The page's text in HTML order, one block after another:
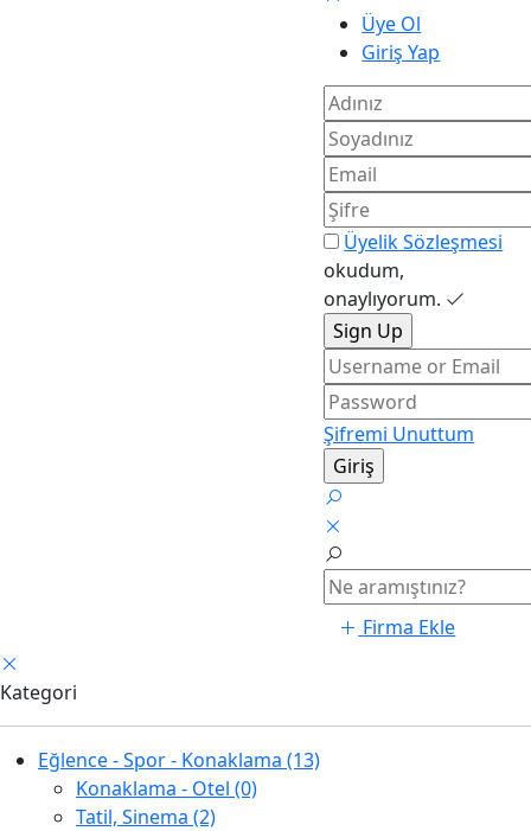
Üye Ol
Giriş Yap
Üyelik Sözleşmesi
okudum,
onaylıyorum.
Şifremi Unuttum
Firma Ekle
Kategori
Eğlence - Spor - Konaklama (13)
Konaklama - Otel (0)
Tatil, Sinema (2)